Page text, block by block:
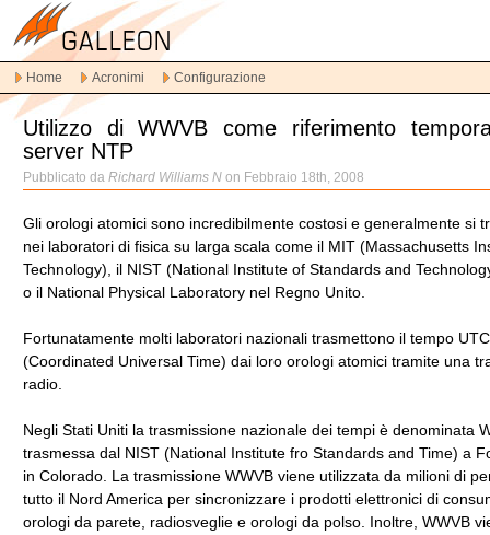
alla
navigazione
principale
Vai
contenuto
principale
contenuto
secondario
Home Acronimi Configurazione
Utilizzo di WWVB come riferimento
server NTP
Pubblicato da Richard Williams N on Febbraio 18th, 2008
Gli orologi atomici sono incredibilmente costosi e generalmente si
nei laboratori di fisica su larga scala come il MIT (Massachusetts
Technology), il NIST (National Institute of Standards and
o il National Physical Laboratory nel Regno Unito.
Fortunatamente molti laboratori nazionali trasmettono il tempo UTC
(Coordinated Universal Time) dai loro orologi atomici tramite una
radio.
Negli Stati Uniti la trasmissione nazionale dei tempi è denominata
trasmessa dal NIST (National Institute fro Standards and Time) a
in Colorado. La trasmissione WWVB viene utilizzata da milioni di
tutto il Nord America per sincronizzare i prodotti elettronici di
orologi da parete, radiosveglie e orologi da polso. Inoltre, WWVB